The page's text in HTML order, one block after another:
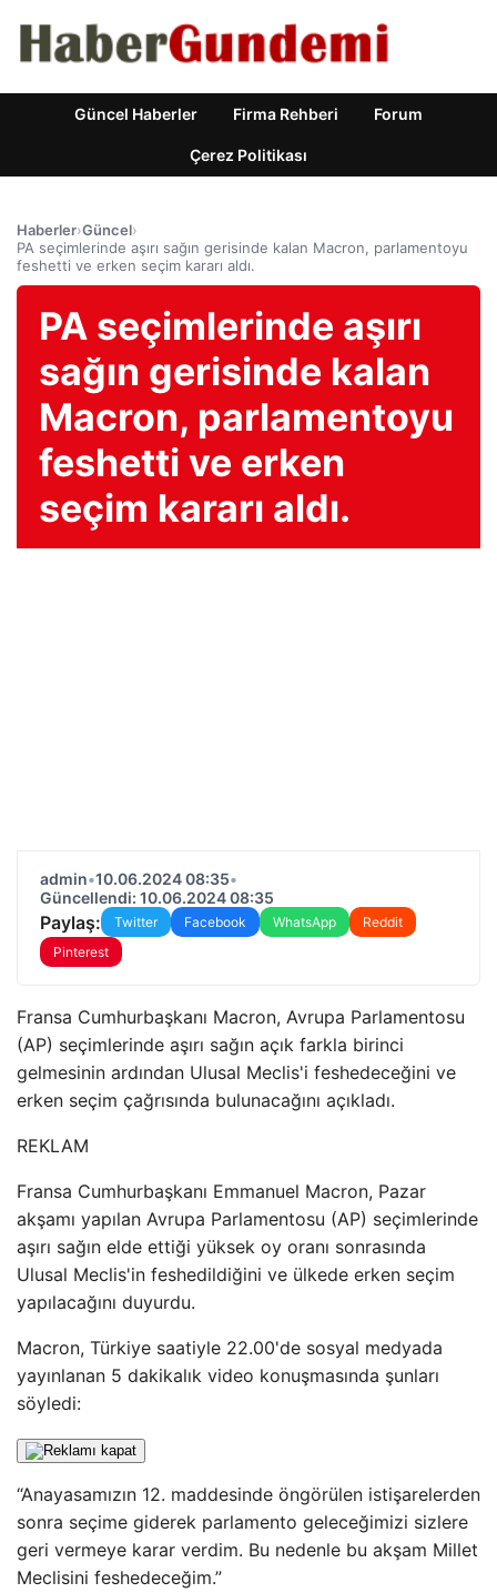
Güncel Haberler Firma Rehberi Forum
Çerez Politikası
Haberler›Güncel›
PA seçimlerinde aşırı sağın gerisinde kalan Macron, parlamentoyu
feshetti ve erken seçim kararı aldı.
PA seçimlerinde aşırı
sağın gerisinde kalan
Macron, parlamentoyu
feshetti ve erken
seçim kararı aldı.
admin•10.06.2024 08:35•
Güncellendi: 10.06.2024 08:35
Paylaş: Twitter Facebook WhatsApp
Reddit
Pinterest
Fransa Cumhurbaşkanı Macron, Avrupa Parlamentosu
(AP) seçimlerinde aşırı sağın açık farkla birinci
gelmesinin ardından Ulusal Meclis'i feshedeceğini ve
erken seçim çağrısında bulunacağını açıkladı.
REKLAM
Fransa Cumhurbaşkanı Emmanuel Macron, Pazar
akşamı yapılan Avrupa Parlamentosu (AP) seçimlerinde
aşırı sağın elde ettiği yüksek oy oranı sonrasında
Ulusal Meclis'in feshedildiğini ve ülkede erken seçim
yapılacağını duyurdu.
Macron, Türkiye saatiyle 22.00'de sosyal medyada
yayınlanan 5 dakikalık video konuşmasında şunları
söyledi:
“Anayasamızın 12. maddesinde öngörülen istişarelerden
sonra seçime giderek parlamento geleceğimizi sizlere
geri vermeye karar verdim. Bu nedenle bu akşam Millet
Meclisini feshedeceğim.”